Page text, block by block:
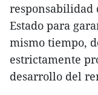
responsabilidad
Estado para
mismo tiempo,
estrictamente
desarrollo del